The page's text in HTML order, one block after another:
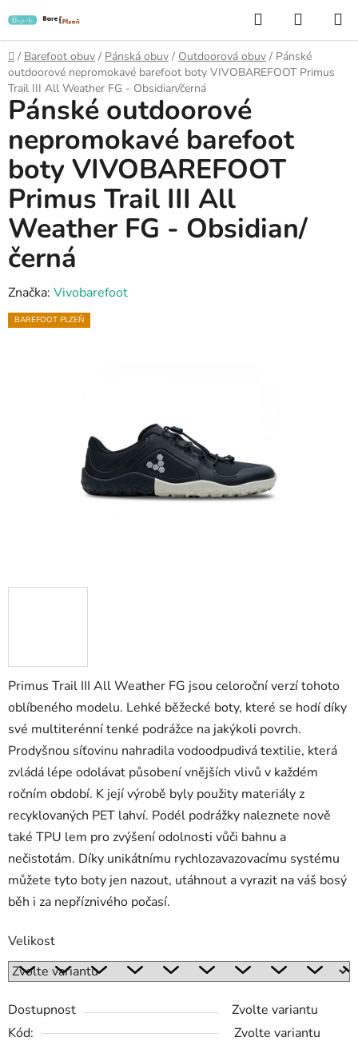
na
obsah
Hledat
KOŠÍK
Domů
/ Barefoot obuv / Pánská obuv / Outdoorová obuv / Pánské
outdoorové nepromokavé barefoot boty VIVOBAREFOOT Primus
Trail III All Weather FG - Obsidian/černá
Primus Trail III All Weather FG jsou celoroční verzí tohoto
oblíbeného modelu. Lehké běžecké boty, které se hodí díky
své multiterénní tenké podrážce na jakýkoli povrch.
Prodyšnou síťovinu nahradila vodoodpudivá textilie, která
zvládá lépe odolávat působení vnějších vlivů v každém
ročním období. K její výrobě byly použity materiály z
recyklovaných PET lahví. Podél podrážky naleznete nově
také TPU lem pro zvýšení odolnosti vůči bahnu a
nečistotám. Díky unikátnímu rychlozavazovacímu systému
můžete tyto boty jen nazout, utáhnout a vyrazit na váš bosý
běh i za nepříznivého počasí.
Velikost
Dostupnost
Zvolte variantu
Kód:
Zvolte variantu
Pánské outdoorové
nepromokavé barefoot
boty VIVOBAREFOOT
Primus Trail III All
Weather FG - Obsidian/
černá
Značka: Vivobarefoot
BAREFOOT PLZEŇ